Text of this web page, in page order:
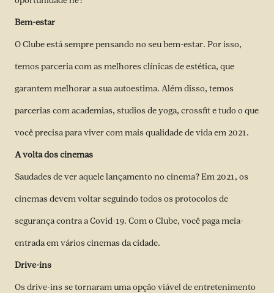
Bem-estar
O Clube está sempre pensando no seu bem-estar. Por isso,
temos parceria com as melhores clínicas de estética, que
garantem melhorar a sua autoestima. Além disso, temos
parcerias com academias, studios de yoga, crossfit e tudo o que
você precisa para viver com mais qualidade de vida em 2021.
A volta dos cinemas
Saudades de ver aquele lançamento no cinema? Em 2021, os
cinemas devem voltar seguindo todos os protocolos de
segurança contra a Covid-19. Com o Clube, você paga meia-
entrada em vários cinemas da cidade.
Drive-ins
Os drive-ins se tornaram uma opção viável de entretenimento